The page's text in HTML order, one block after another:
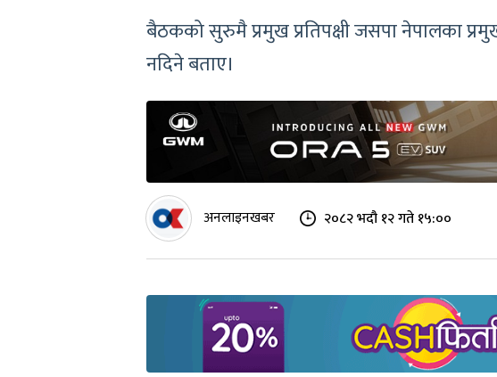
बैठकको सुरुमै प्रमुख प्रतिपक्षी जसपा नेपालका
नदिने बताए।
अनलाइनखबर २०८२ भदौ १२ गते १५:००